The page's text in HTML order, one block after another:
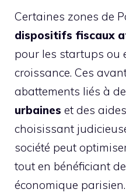
Certaines zones de
dispositifs fiscaux
pour les startups ou
croissance. Ces
abattements liés à
urbaines et des
choisissant
société peut
tout en bénéficiant
économique parisien.